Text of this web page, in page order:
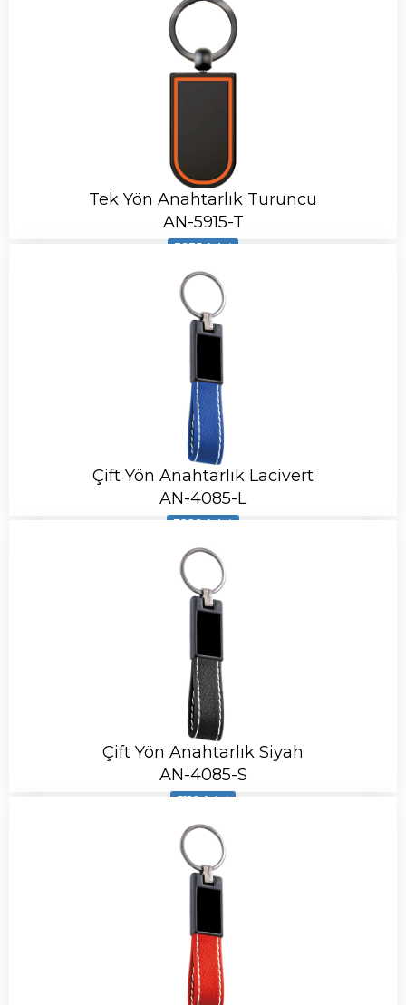
Tek Yön Anahtarlık Turuncu
AN-5915-T
3935 Adet
Çift Yön Anahtarlık Lacivert
AN-4085-L
3229 Adet
Çift Yön Anahtarlık Siyah
AN-4085-S
5110 Adet